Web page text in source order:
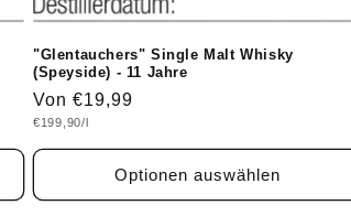
"Glentauchers" Single Malt Whisky
(Speyside) - 11 Jahre
Normaler
Preis
Von €19,99
Grundpreis
€199,90/l
Optionen auswählen